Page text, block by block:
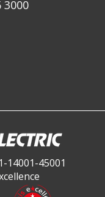
3000
14001-45001